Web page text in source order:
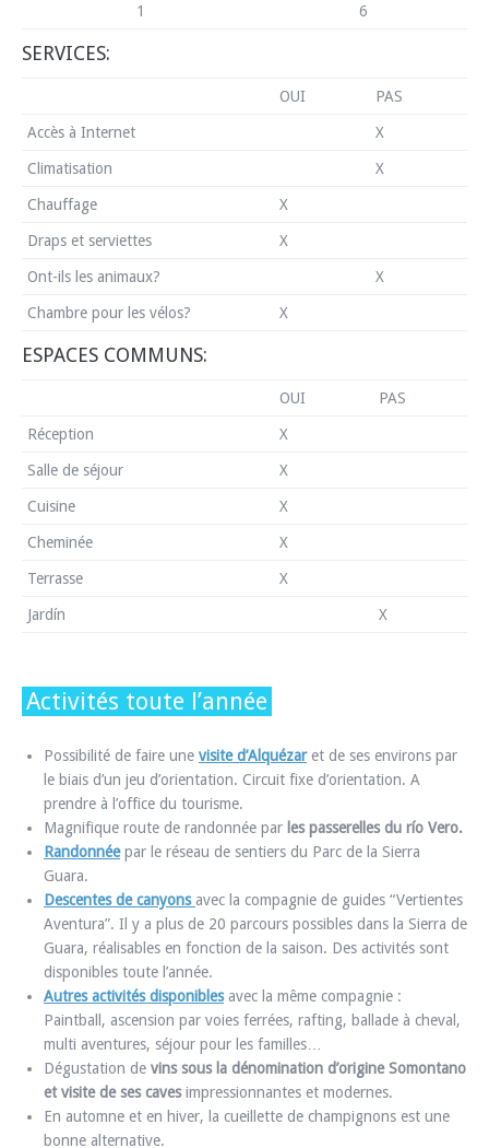
1 6
SERVICES:
OUI PAS
Accès à Internet X
Climatisation X
Chauffage X
Draps et serviettes X
Ont-ils les animaux? X
Chambre pour les vélos? X
ESPACES COMMUNS:
OUI PAS
Réception X
Salle de séjour X
Cuisine X
Cheminée X
Terrasse X
Jardín X
Activités toute l’année
Possibilité de faire une visite d’Alquézaret de ses environs par
le biais d’un jeu d’orientation. Circuit fixe d’orientation. A
prendre à l’office du tourisme.
Magnifique route de randonnée par les passerelles du río Vero.
Randonnéepar le réseau de sentiers du Parc de la Sierra
Guara.
Descentes de canyons avec la compagnie de guides “Vertientes
Aventura”. Il y a plus de 20 parcours possibles dans la Sierra de
Guara, réalisables en fonction de la saison. Des activités sont
disponibles toute l’année.
Autres activités disponiblesavec la même compagnie :
Paintball, ascension par voies ferrées, rafting, ballade à cheval,
multi aventures, séjour pour les familles…
Dégustation de vins sous la dénomination d’origine Somontano
et visite de ses cavesimpressionnantes et modernes.
En automne et en hiver, la cueillette de champignons est une
bonne alternative.